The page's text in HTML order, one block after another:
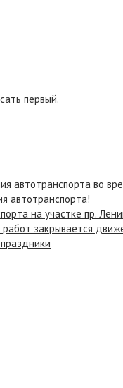
первый.
автотранспорта во
автотранспорта!
на участке пр.
закрывается